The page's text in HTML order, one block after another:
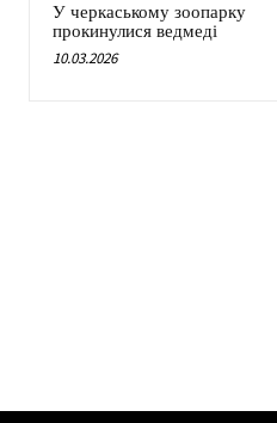
У черкаському зоопарку
прокинулися ведмеді
10.03.2026